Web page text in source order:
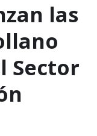
las
Sector